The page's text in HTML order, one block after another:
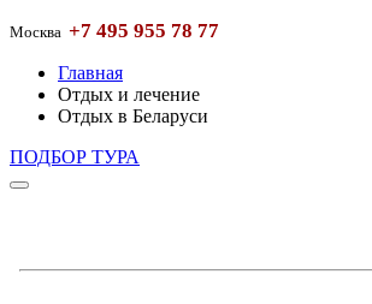
Москва +7 495 955 78 77
Главная
Отдых и лечение
Отдых в Беларуси
ПОДБОР ТУРА